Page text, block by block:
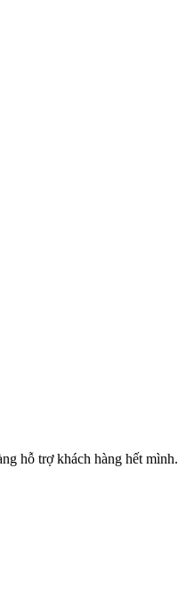
hỗ trợ khách hàng hết mình.